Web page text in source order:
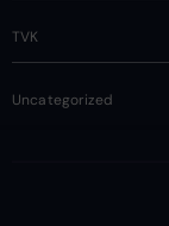
TVK
Uncategorized